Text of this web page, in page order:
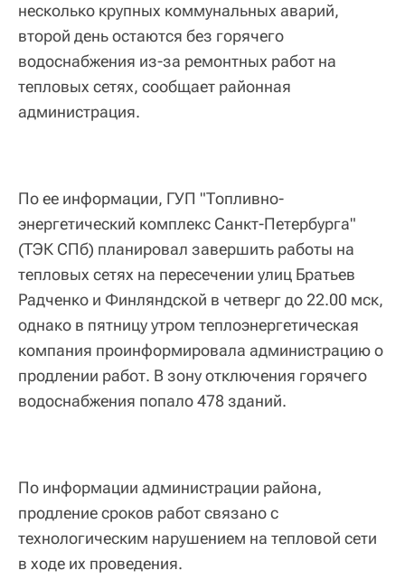
несколько крупных коммунальных аварий,
второй день остаются без горячего
водоснабжения из-за ремонтных работ на
тепловых сетях, сообщает районная
администрация.
По ее информации, ГУП "Топливно-
энергетический комплекс Санкт-Петербурга"
(ТЭК СПб) планировал завершить работы на
тепловых сетях на пересечении улиц Братьев
Радченко и Финляндской в четверг до 22.00 мск,
однако в пятницу утром теплоэнергетическая
компания проинформировала администрацию о
продлении работ. В зону отключения горячего
водоснабжения попало 478 зданий.
По информации администрации района,
продление сроков работ связано с
технологическим нарушением на тепловой сети
в ходе их проведения.